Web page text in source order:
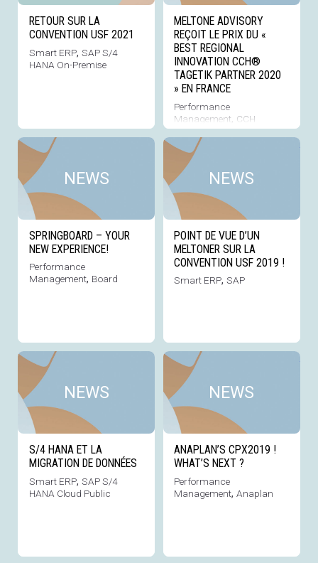
RETOUR SUR LA
CONVENTION USF 2021
Smart ERP, SAP S/4
HANA On-Premise
MELTONE ADVISORY
REÇOIT LE PRIX DU «
BEST REGIONAL
INNOVATION CCH®
TAGETIK PARTNER 2020
» EN FRANCE
Performance
Management, CCH
Tagetik,Power BI
NEWS
SPRINGBOARD – YOUR
NEW EXPERIENCE!
Performance
Management, Board
Voir cette news
NEWS
POINT DE VUE D’UN
MELTONER SUR LA
CONVENTION USF 2019 !
Smart ERP,SAP
NEWS
S/4 HANA ET LA
MIGRATION DE DONNÉES
Smart ERP, SAP S/4
HANA Cloud Public
Voir cette news
NEWS
ANAPLAN’S CPX2019 !
WHAT’S NEXT ?
Performance
Management,Anaplan